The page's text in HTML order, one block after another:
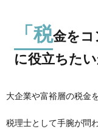
「税金を
に役立ちた
大企業や富裕層の税金
税理士として手腕が問